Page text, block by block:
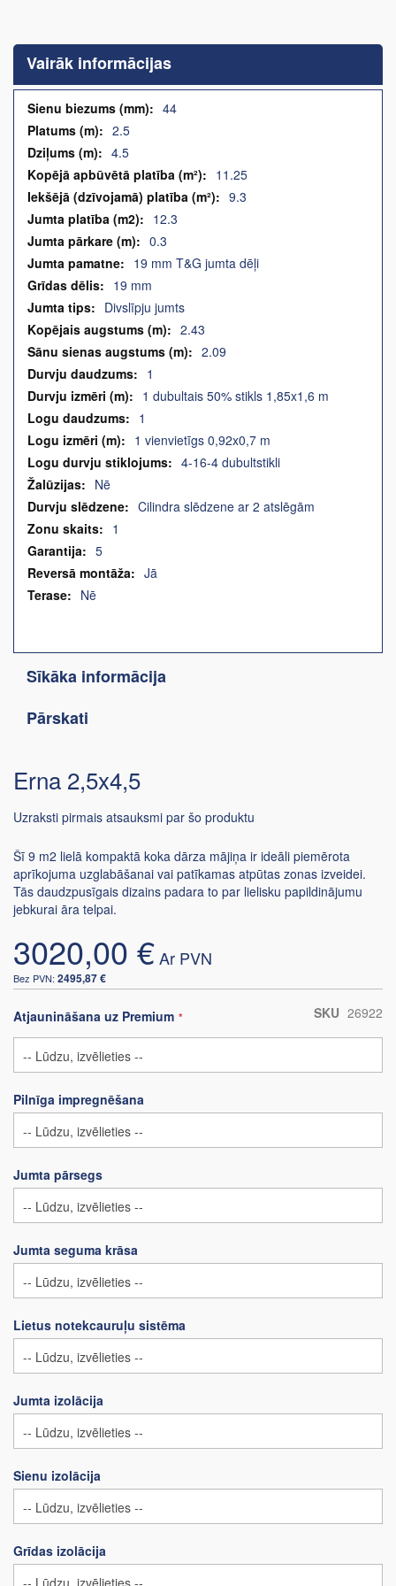
Erna 2,5x4,5
Uzraksti pirmais atsauksmi par šo produktu
Šī 9 m2 lielā kompaktā koka dārza mājiņa ir ideāli piemērota
aprīkojuma uzglabāšanai vai patīkamas atpūtas zonas izveidei.
Tās daudzpusīgais dizains padara to par lielisku papildinājumu
jebkurai āra telpai.
3020,00 €
2495,87 €
SKU 26922
Atjaunināšana uz Premium
Pilnīga impregnēšana
Jumta pārsegs
Jumta seguma krāsa
Lietus notekcauruļu sistēma
Jumta izolācija
Sienu izolācija
Grīdas izolācija
galerijas
sākumu
Vairāk informācijas
Vairāk
informācijas
44
2.5
4.5
11.25
9.3
12.3
0.3
19 mm T&G jumta dēļi
19 mm
Divslīpju jumts
2.43
2.09
1
1 dubultais 50% stikls 1,85x1,6 m
1
1 vienvietīgs 0,92x0,7 m
4-16-4 dubultstikli
Nē
Cilindra slēdzene ar 2 atslēgām
1
5
Jā
Nē
Sīkāka informācija
Pārskati